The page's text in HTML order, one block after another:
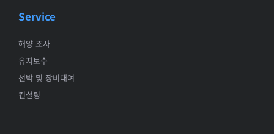
Service
해양 조사
유지보수
선박 및 장비대여
컨설팅